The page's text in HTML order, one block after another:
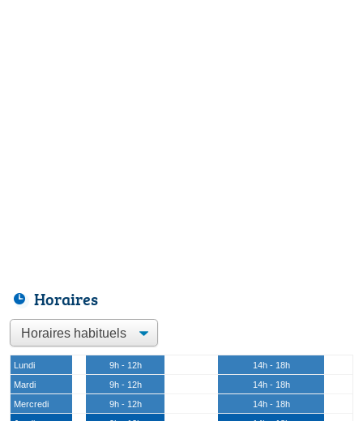
Horaires
Lundi 9h - 12h
14h - 18h
Mardi
9h - 12h
14h - 18h
Mercredi
9h - 12h
14h - 18h